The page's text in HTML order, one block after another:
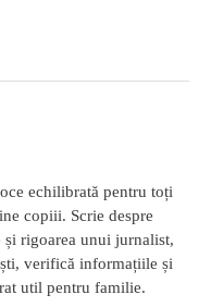
echilibrată pentru toți
copiii. Scrie despre
și rigoarea unui jurnalist,
verifică informațiile și
util pentru familie.